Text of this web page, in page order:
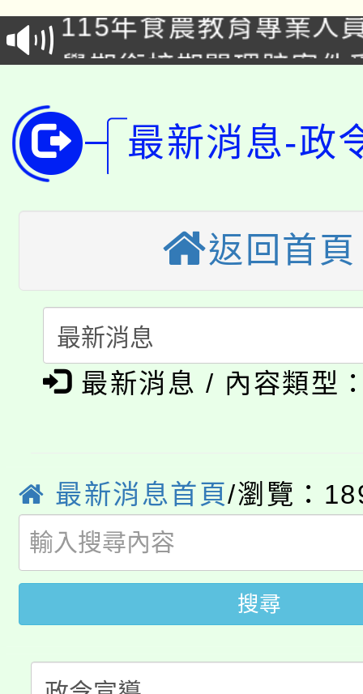
會
115年食農教育專業人
程
學期銜接期間理賠案件
版
公告本校115學年度第
代理(課)教師甄選結果(
「2026金融保險知識
桃園市115學年度學生
生本土語及新住民語歌
公告本校115學年度第
代理(課)教師甄選結果(
公告本校115學年度第
代理(課)教師甄選結果(
轉知中國文化大學推廣
《TA101》溝通分析基
心理、諮商輔導、社會
系所師生報名參加。
淨零綠生活教案入校路
學籍身 分審查程序及
版
淨零綠領人才培育課程
公告本校115學年度第
代理(課)教師甄選結果(
「2026金融保險知識
車」活動
桃園市115學年度學生
生本土語及新住民語歌
公告本校115學年度第
最新消息-政
返回首頁
最新消息 / 內容類型
最新消息首頁/瀏覽：
搜尋